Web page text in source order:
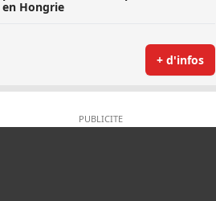
en Hongrie
+ d'infos